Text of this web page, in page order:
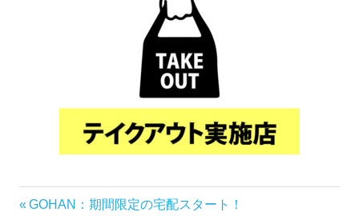
投
前
GOHAN：期間限定の宅配スタート！